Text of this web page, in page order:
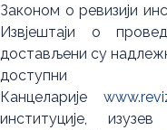
Законом о ревизији
Извјештаји о
достављени су
доступни
Канцеларије
институције,